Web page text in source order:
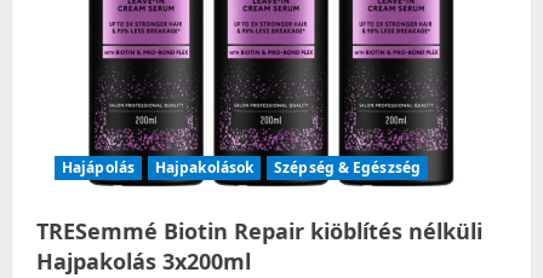
Hajápolás Hajpakolások Szépség & Egészség
TRESemmé Biotin Repair kiöblítés nélküli
Hajpakolás 3x200ml